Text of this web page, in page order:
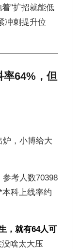
"扩招就能低
冲刺提升位
64%，但
炉，小博给大
考人数70398
本科上线率约
，就有64人可
啥太大压